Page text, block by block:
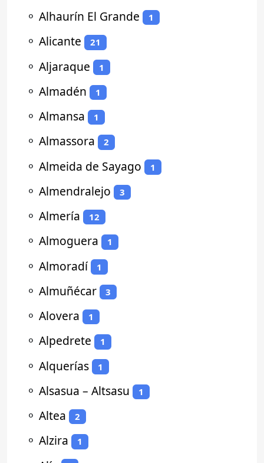
⚬ Alhaurín El Grande 1
⚬ Alicante 21
⚬ Aljaraque 1
⚬ Almadén 1
⚬ Almansa 1
⚬ Almassora 2
⚬ Almeida de Sayago 1
⚬ Almendralejo 3
⚬ Almería 12
⚬ Almoguera 1
⚬ Almoradí 1
⚬ Almuñécar 3
⚬ Alovera 1
⚬ Alpedrete 1
⚬ Alquerías 1
⚬ Alsasua – Altsasu 1
⚬ Altea 2
⚬ Alzira 1